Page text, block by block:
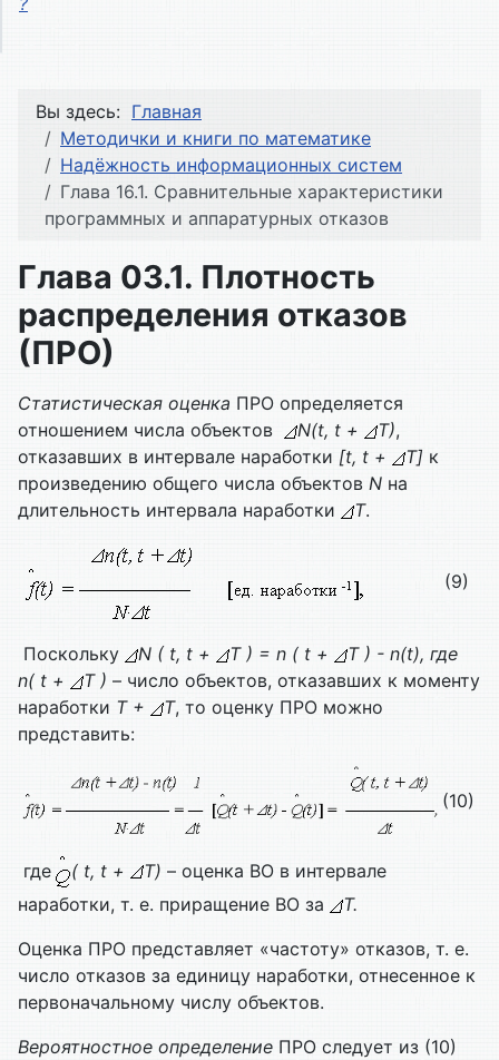
Вы здесь: Главная
Методички и книги по математике
Надёжность информационных систем
Глава 16.1. Сравнительные характеристики
программных и аппаратурных отказов
Глава 03.1. Плотность
распределения отказов
(ПРО)
Статистическая оценка ПРО определяется
отношением числа объектов
N(t, t + T),
отказавших в интервале наработки [t, t + T] к
произведению общего числа объектов N на
длительность интервала наработки
T.
(9)
Поскольку N ( t, t + T ) = n ( t +
T ) - n(t), где
n( t +
T ) – число объектов, отказавших к моменту
наработки T + T, то оценку ПРО можно
представить:
(10)
где ( t, t + T) – оценка ВО в интервале
наработки, т. е. приращение ВО за
T.
Оценка ПРО представляет «частоту» отказов, т. е.
число отказов за единицу наработки, отнесенное к
первоначальному числу объектов.
Вероятностное определение ПРО следует из (10)